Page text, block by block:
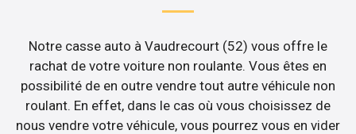
Notre casse auto à Vaudrecourt (52) vous offre le
rachat de votre voiture non roulante. Vous êtes en
possibilité de en outre vendre tout autre véhicule non
roulant. En effet, dans le cas où vous choisissez de
nous vendre votre véhicule, vous pourrez vous en vider